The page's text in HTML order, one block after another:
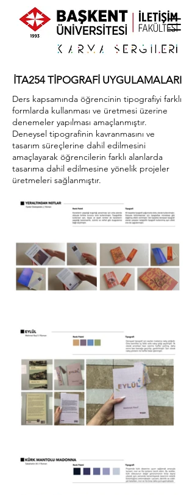
İTA254 TİPOGRAFİ UYGULAMALARI
Ders kapsamında öğrencinin tipografiyi farklı
formlarda kullanması ve üretmesi üzerine
denemeler yapılması amaçlanmıştır.
Deneysel tipografinin kavranmasını ve
tasarım süreçlerine dahil edilmesini
amaçlayarak öğrencilerin farklı alanlarda
tasarıma dahil edilmesine yönelik projeler
üretmeleri sağlanmıştır.